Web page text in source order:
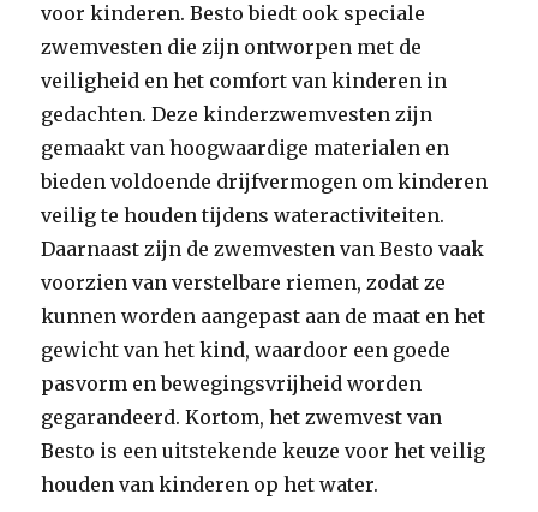
voor kinderen. Besto biedt ook speciale
zwemvesten die zijn ontworpen met de
veiligheid en het comfort van kinderen in
gedachten. Deze kinderzwemvesten zijn
gemaakt van hoogwaardige materialen en
bieden voldoende drijfvermogen om kinderen
veilig te houden tijdens wateractiviteiten.
Daarnaast zijn de zwemvesten van Besto vaak
voorzien van verstelbare riemen, zodat ze
kunnen worden aangepast aan de maat en het
gewicht van het kind, waardoor een goede
pasvorm en bewegingsvrijheid worden
gegarandeerd. Kortom, het zwemvest van
Besto is een uitstekende keuze voor het veilig
houden van kinderen op het water.